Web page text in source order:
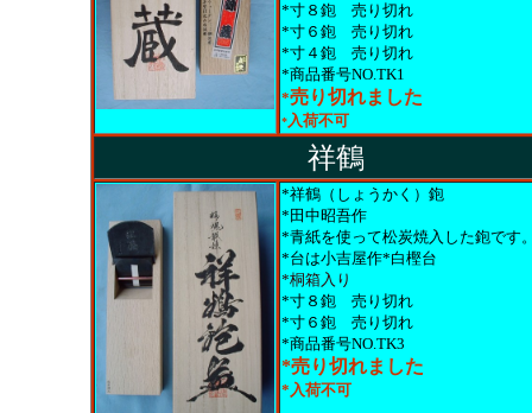
*寸８鉋 売り切れ
*寸６鉋 売り切れ
*寸４鉋 売り切れ
*商品番号NO.TK1
*売り切れました
*入荷不可
祥鶴
*祥鶴（しょうかく）鉋
*田中昭吾作
*青紙を使って松炭焼入した鉋です
*台は小吉屋作*白樫台
*桐箱入り
*寸８鉋 売り切れ
*寸６鉋 売り切れ
*商品番号NO.TK3
*売り切れました
*入荷不可